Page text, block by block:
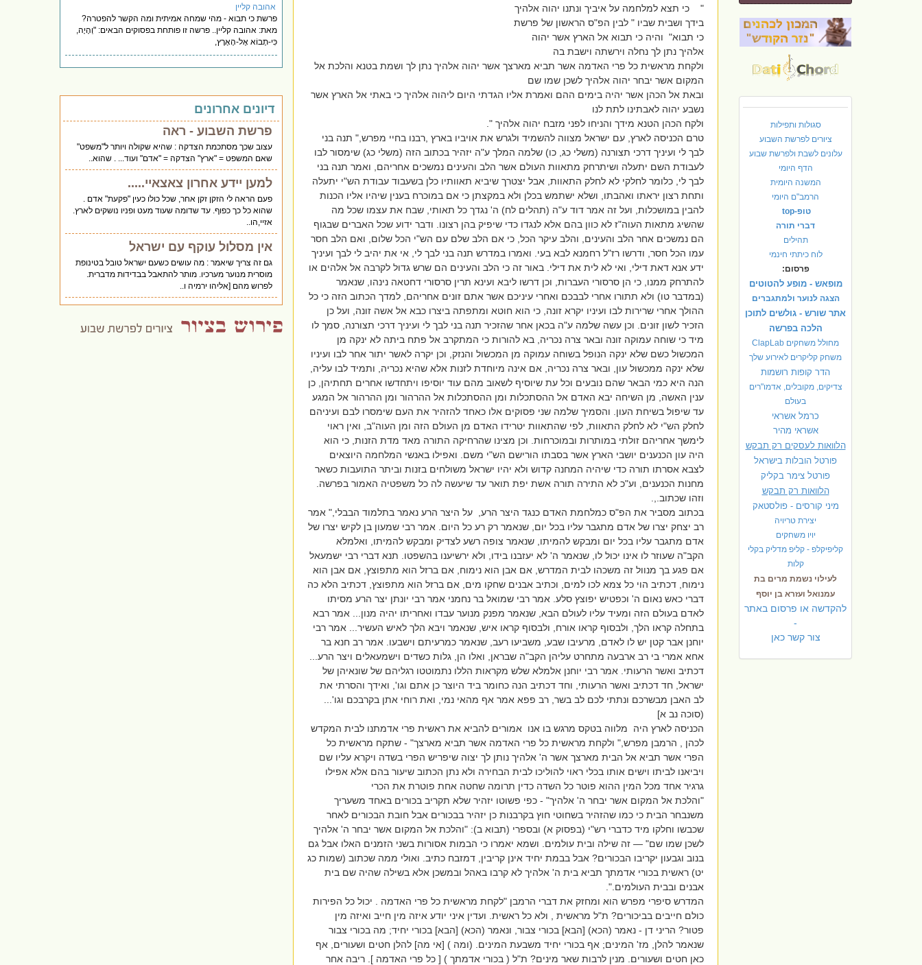
סגולות ותפילות
ציורים לפרשת השבוע
עלונים לשבת ולפרשת שבוע
הדף היומי
המשנה היומית
הרמב"ם היומי
טופ-top
דברי תורה
תהילים
לוח כיתתי חינמי
פרסום:
מופאש - מופע להטוטים
הצגה לנוער ולמתגברים
אתר שורש - גולשים לתוכן
הלכה בפרשה
מחולל משחקים ClapLab
משחק קליקרים לאירוע שלך
הדר קופות רושמות
צדיקים, מקובלים, אדמו"רים
בעולם
כרמל אשראי
אשראי מהיר
הלוואות לעסקים רק תבקש
פורטל הובלות בישראל
פורטל צימר בקליק
הלוואות רק תבקש
מיני קורסים - פולסטאק
יצירת טריויה
יויו משחקים
קליפיקלפ - קליפ מדליק בקלי
קלות
לעילוי נשמת מרים בת
עמנואל ועזרא בן יוסף
להקדשה או פרסום באתר
-
צור קשר כאן
" כי תצא למלחמה על איביך ונתנו יהוה אלהיך
בידך ושבית שביו " לבין הפ"ס הראשון של פרשת
כי תבוא" והיה כי תבוא אל הארץ אשר יהוה
אלהיך נתן לך נחלה וירשתה וישבת בה
ולקחת מראשית כל פרי האדמה אשר תביא מארצך אשר יהוה אלהיך נתן לך ושמת בטנא והלכת אל
המקום אשר יבחר יהוה אלהיך לשכן שמו שם
ובאת אל הכהן אשר יהיה בימים ההם ואמרת אליו הגדתי היום ליהוה אלהיך כי באתי אל הארץ אשר
נשבע יהוה לאבתינו לתת לנו
ולקח הכהן הטנא מידך והניחו לפני מזבח יהוה אלהיך ".
טרם הכניסה לארץ, עם ישראל מצווה להשמיד ולגרש את אויביו בארץ ,רבנו בחיי מפרש," תנה בני
לבך לי ועיניך דרכי תצורנה (משלי כג, כו) שלמה המלך ע"ה יזהיר בכתוב הזה (משלי כג) שימסור לבו
לעבודת השם יתעלה ושיתרחק מתאוות העולם אשר הלב והעינים נמשכים אחריהם, ואמר תנה בני
לבך לי, כלומר לחלקי לא לחלק התאוות, אבל יצטרך שיביא תאוותיו כלן בשעבוד עבודת הש"י יתעלה
ותחת רצון יראתו ואהבתו, ושלא ישתמש בכלן ולא במקצתן כי אם במוכרח בענין שיהיו אליו הכנות
להבין במושכלות, ועל זה אמר דוד ע"ה (תהלים לח) ה' נגדך כל תאותי, שבח את עצמו שכל מה
שהשיג מתאות העוה"ז לא כוון בהם אלא לנגדו כדי שיפיק בהן רצונו. ודבר ידוע שכל האברים שבגוף
הם נמשכים אחר הלב והעינים, והלב עיקר הכל, כי אם הלב שלם עם הש"י הכל שלום, ואם הלב חסר
עמו הכל חסר, ודרשו רז"ל רחמנא לבא בעי. ואמרו במדרש תנה בני לבך לי, אי את יהיב לי לבך ועיניך
ידע אנא דאת דילי, ואי לא לית את דילי. באור זה כי הלב והעינים הם שרש גדול לקרבה אל אלהים או
להתרחק ממנו, כי הן סרסורי העברות, וכן דרשו ליבא ועינא תרין סרסורי דחטאה נינהו, שנאמר
(במדבר טו) ולא תתורו אחרי לבבכם ואחרי עיניכם אשר אתם זונים אחריהם, למדך הכתוב הזה כי כל
ההולך אחרי שרירות לבו ועיניו יקרא זונה, כי הוא חוטא ומתפתה ביצרו כבא אל אשה זונה, ועל כן
הזכיר לשון זונים. וכן עשה שלמה ע"ה בכאן אחר שהזכיר תנה בני לבך לי ועיניך דרכי תצורנה, סמך לו
מיד כי שוחה עמוקה זונה ובאר צרה נכריה, בא להורות כי המתקרב אל פתח ביתה לא ינקה מן
המכשול כשם שלא ינקה הנופל בשוחה עמוקה מן המכשול והנזק, וכן יקרה לאשר יתור אחר לבו ועיניו
שלא ינקה ממכשול עון, ובאר צרה נכריה, אם אינה מיוחדת לזנות אלא שהיא נכריה, ותמיד לבו עליה,
הנה היא כמי הבאר שהם נובעים וכל עת שיוסיף לשאוב מהם עוד יוסיפו ויתחדשו אחרים תחתיהן, כן
ענין האשה, מן השיחה יבא האדם אל ההסתכלות ומן ההסתכלות אל ההרהור ומן ההרהור אל המגע
עד שיפול בשיחת העון. והסמיך שלמה שני פסוקים אלו כאחד להזהיר את העם שימסרו לבם ועיניהם
לחלק הש"י לא לחלק התאוות, לפי שהתאוות יטרידו האדם מן העולם הזה ומן העוה"ב, ואין ראוי
לימשך אחריהם זולתי במותרות ובמוכרחות. וכן מצינו שהרחיקה התורה מאד מדת הזנות, כי הוא
היה עון הכנענים יושבי הארץ אשר בסבתו הורישם הש"י משם. ואפילו באנשי המלחמה היוצאים
לצבא אסרתו תורה כדי שיהיה המחנה קדוש ולא יהיו ישראל משולחים בזנות וביתר התועבות כשאר
מחנות הכנענים, וע"כ לא התירה תורה אשת יפת תואר עד שיעשה לה כל משפטיה האמור בפרשה.
וזהו שכתוב.,.
בכתוב מסביר את הפ"ס כמלחמת האדם כנגד היצר הרע, על היצר הרע נאמר בתלמוד הבבלי," אמר
רב יצחק יצרו של אדם מתגבר עליו בכל יום, שנאמר רק רע כל היום. אמר רבי שמעון בן לקיש יצרו של
אדם מתגבר עליו בכל יום ומבקש להמיתו, שנאמר צופה רשע לצדיק ומבקש להמיתו, ואלמלא
הקב"ה שעוזר לו אינו יכול לו, שנאמר ה' לא יעזבנו בידו, ולא ירשיענו בהשפטו. תנא דברי רבי ישמעאל
אם פגע בך מנוול זה משכהו לבית המדרש, אם אבן הוא נימוח, אם ברזל הוא מתפוצץ, אם אבן הוא
נימוח, דכתיב הוי כל צמא לכו למים, וכתיב אבנים שחקו מים, אם ברזל הוא מתפוצץ, דכתיב הלא כה
דברי כאש נאום ה' וכפטיש יפוצץ סלע. אמר רבי שמואל בר נחמני אמר רבי יונתן יצר הרע מסיתו
לאדם בעולם הזה ומעיד עליו לעולם הבא, שנאמר מפנק מנוער עבדו ואחריתו יהיה מנון... אמר רבא
בתחלה קראו הלך, ולבסוף קראו אורח, ולבסוף קראו איש, שנאמר ויבא הלך לאיש העשיר... אמר רבי
יוחנן אבר קטן יש לו לאדם, מרעיבו שבע, משביעו רעב, שנאמר כמרעיתם וישבעו. אמר רב חנא בר
אחא אמרי בי רב ארבעה מתחרט עליהן הקב"ה שבראן, ואלו הן, גלות כשדים וישמעאלים ויצר הרע...
דכתיב ואשר הרעותי. אמר רבי יוחנן אלמלא שלש מקראות הללו נתמוטטו רגליהם של שונאיהן של
ישראל, חד דכתיב ואשר הרעותי, וחד דכתיב הנה כחומר ביד היוצר כן אתם וגו', ואידך והסרתי את
לב האבן מבשרכם ונתתי לכם לב בשר, רב פפא אמר אף מהאי נמי, ואת רוחי אתן בקרבכם וגו'...
(סוכה נב א]
הכניסה לארץ היה מלווה בטקס מרגש בו אנו אמורים להביא את ראשית פרי אדמתנו לבית המקדש
לכהן , הרמבן מפרש," ולקחת מראשית כל פרי האדמה אשר תביא מארצך" - שתקח מראשית כל
הפרי אשר תביא אל הבית מארצך אשר ה' אלהיך נותן לך יצוה שיפריש הפרי בשדה ויקרא עליו שם
ויביאנו לביתו וישים אותו בכלי ראוי להוליכו לבית הבחירה ולא נתן הכתוב שיעור בהם אלא אפילו
גרגיר אחד מכל המין ההוא פוטר כל השדה כדין תרומה שחטה אחת פוטרת את הכרי
"והלכת אל המקום אשר יבחר ה' אלהיך" - כפי פשוטו יזהיר שלא תקריב בכורים באחד משעריך
משנבחר הבית כי כמו שהזהיר בשחוטי חוץ בקרבנות כן יזהיר בבכורים אבל חובת הבכורים לאחר
שכבשו וחלקו מיד כדברי רש"י (בפסוק א) ובספרי (תבוא ב): "והלכת אל המקום אשר יבחר ה' אלהיך
לשכן שמו שם" — זה שילה ובית עולמים. ושמא יאמרו כי הבמות אסורות בשני הזמנים האלו אבל גם
בנוב וגבעון יקריבו הבכורים? אבל בבמת יחיד אינן קריבין, דמזבח כתיב. ואולי ממה שכתוב (שמות כג
יט) ראשית בכורי אדמתך תביא בית ה' אלהיך לא קרבו באהל ובמשכן אלא בשילה שהיה שם בית
אבנים ובבית העולמים.".
המדרש סיפרי מפרש הוא ומחזק את דברי הרמבן "לקחת מראשית כל פרי האדמה . יכול כל הפירות
כולם חייבים בביכורים? ת"ל מראשית , ולא כל ראשית. ועדין איני יודע איזה מין חייב ואיזה מין
פטור? הריני דן - נאמר (הכא) [הבא] בכורי צבור, ונאמר (הכא) [הבא] בכורי יחיד; מה בכורי צבור
שנאמר להלן, מז' המינים; אף בכורי יחיד משבעת המינים. (ומה ) [אי מה] להלן חטים ושעורים, אף
כאן חטים ושעורים. מנין לרבות שאר מינים? ת"ל ( בכורי אדמתך ) [ כל פרי האדמה ]. ריבה אחר
אהובה קליין
פרשת כי תבוא - מהי שמחה אמיתית ומה הקשר להפטרה?
מאת: אהובה קליין.. פרשה זו פותחת בפסוקים הבאים: "וְהָיָה,
כִּי-תָבוֹא אֶל-הָאָרֶץ,
דיונים אחרונים
פרשת השבוע - ראה
עצוב שכך מסתכמת הצדקה : שהיא שקולה ויותר ל"משפט"
שאם המשפט = "ארץ" הצדקה = "אדם" ועוד... . שהוא..
למען יידע אחרון צאצאיי.....
פעם הראה לי הזקן זקן אחר, שכל כולו כעין "פקעת" אדם .
שהוא כל כך כפוף. עד שדומה שעוד מעט ופניו נושקים לארץ.
אזיי,הו..
אין מסלול עוקף עם ישראל
גם זה צריך שיאמר : מה עושים כשעם ישראל טובל בטינופת
מוסרית מנוער מערכיו. מותר להתאבל בבדידות מדברית.
לפרוש מהם [אליהו ירמיה ו..